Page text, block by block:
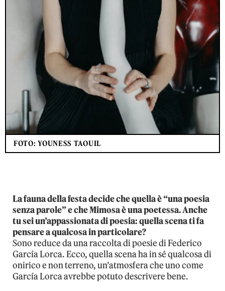
FOTO: YOUNESS TAOUIL
La fauna della festa decide che quella è “una poesia
senza parole” e che Mimosa è una poetessa. Anche
tu sei un’appassionata di poesia: quella scena ti fa
pensare a qualcosa in particolare?
Sono reduce da una raccolta di poesie di Federico
García Lorca. Ecco, quella scena ha in sé qualcosa di
onirico e non terreno, un’atmosfera che uno come
García Lorca avrebbe potuto descrivere bene.